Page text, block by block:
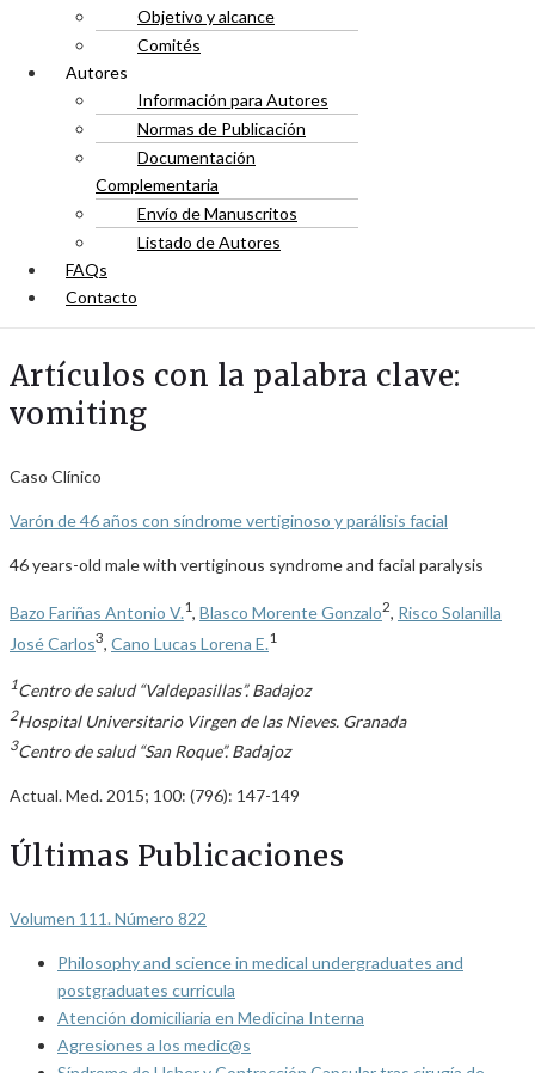
Objetivo y alcance
Comités
Autores
Información para Autores
Normas de Publicación
Documentación
Complementaria
Envío de Manuscritos
Listado de Autores
FAQs
Contacto
Artículos con la palabra clave:
vomiting
Caso Clínico
Varón de 46 años con síndrome vertiginoso y parálisis facial
46 years-old male with vertiginous syndrome and facial paralysis
Bazo Fariñas Antonio V.1, Blasco Morente Gonzalo2, Risco Solanilla
José Carlos3 Cano Lucas Lorena E. 1
1Centro de salud “Valdepasillas”. Badajoz
2Hospital Universitario Virgen de las Nieves. Granada
3Centro de salud “San Roque”. Badajoz
Actual. Med. 2015; 100: (796): 147-149
Últimas Publicaciones
Volumen 111. Número 822
Philosophy and science in medical undergraduates and
postgraduates curricula
Atención domiciliaria en Medicina Interna
Agresiones a los medic@s